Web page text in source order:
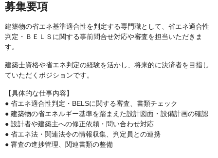
募集要項
建築物の省エネ基準適合性を判定する専門職として、省エネ適合性
判定・ＢＥＬＳに関する事前問合せ対応や審査を担当いただきま
す。
建築士資格や省エネ判定の経験を活かし、将来的に決済者を目指し
ていただくポジションです。
【具体的な仕事内容】
● 省エネ適合性判定・BELSに関する審査、書類チェック
● 建築物の省エネルギー基準を踏まえた設計図面・設備計画の確認
● 設計者や建築主への修正依頼・問い合わせ対応
● 省エネ法・関連法令の情報収集、判定員との連携
● 審査の進捗管理、関連書類の整備